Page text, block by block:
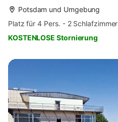
Potsdam und Umgebung
Platz für 4 Pers.
2 Schlafzimmer
KOSTENLOSE Stornierung